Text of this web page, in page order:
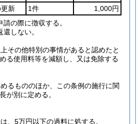
新
1件
1,000円
の際に徴収する。
しない。
その他特別の事情があると認めたと
る使用料等を減額し、又は免除する
るもののほか、この条例の施行に関
が別に定める。
、5万円以下の過料に処する。